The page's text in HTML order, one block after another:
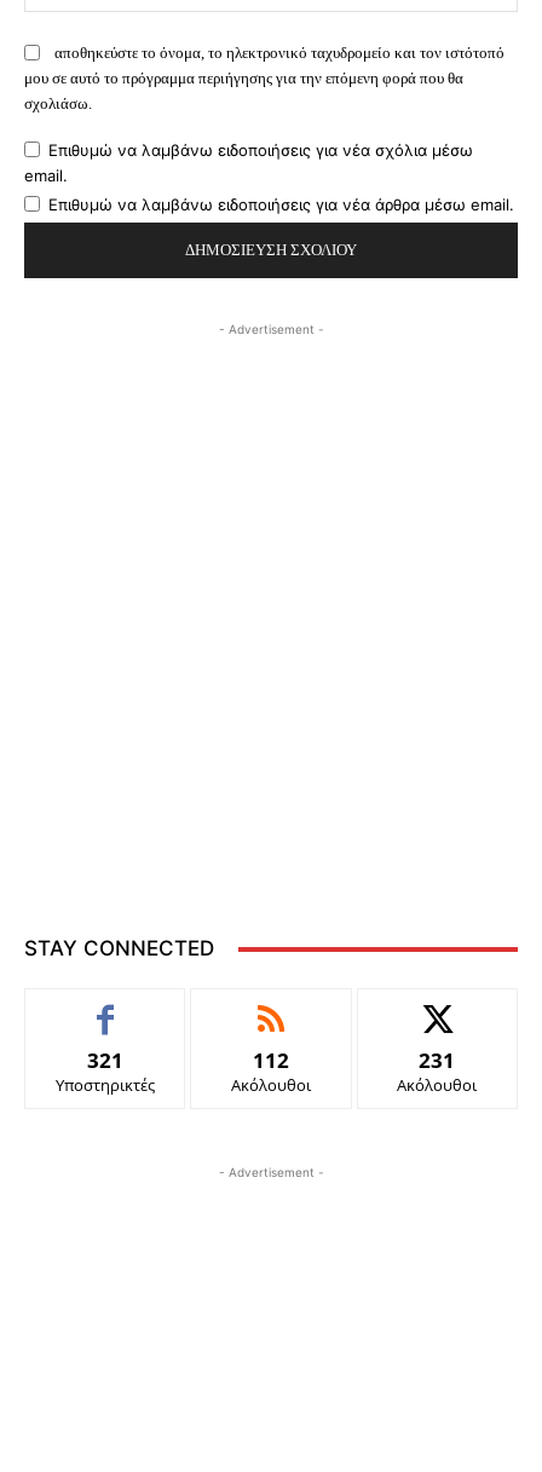
αποθηκεύστε το όνομα, το ηλεκτρονικό ταχυδρομείο και τον ιστότοπό
μου σε αυτό το πρόγραμμα περιήγησης για την επόμενη φορά που θα
σχολιάσω.
Επιθυμώ να λαμβάνω ειδοποιήσεις για νέα σχόλια μέσω
email.
Επιθυμώ να λαμβάνω ειδοποιήσεις για νέα άρθρα μέσω email.
- Advertisement -
STAY CONNECTED
321
Υποστηρικτές
112
Ακόλουθοι
231
Ακόλουθοι
- Advertisement -